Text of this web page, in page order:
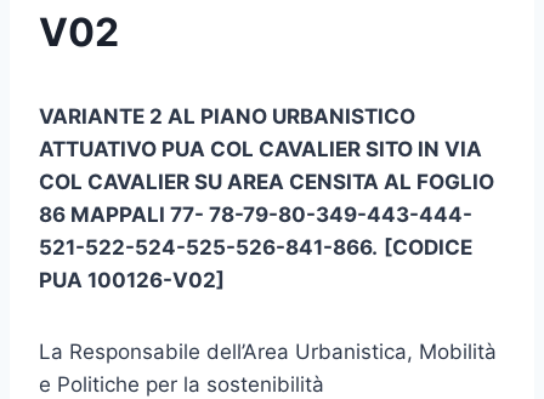
V02
VARIANTE 2 AL PIANO URBANISTICO
ATTUATIVO PUA COL CAVALIER SITO IN VIA
COL CAVALIER SU AREA CENSITA AL FOGLIO
86 MAPPALI 77- 78-79-80-349-443-444-
521-522-524-525-526-841-866. [CODICE
PUA 100126-V02]
La Responsabile dell’Area Urbanistica, Mobilità
e Politiche per la sostenibilità